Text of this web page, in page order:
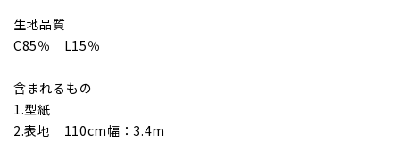
生地品質
C85％ L15％
含まれるもの
1.型紙
2.表地 110cm幅：3.4m